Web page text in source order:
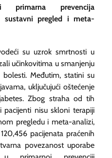
prevencija
sustavni pregled i meta-
su uzrok smrtnosti u
učinkovitima u smanjenju
Međutim, statini su
uključujući oštećenje
Zbog straha od tih
pacijenti nisu skloni terapiji
pregledu i meta-analizi,
pacijenata praćenih
povezanost uporabe